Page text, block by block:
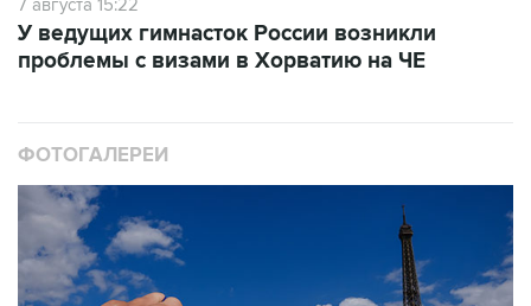
7 августа 15:22
У ведущих гимнасток России возникли
проблемы с визами в Хорватию на ЧЕ
ФОТОГАЛЕРЕИ